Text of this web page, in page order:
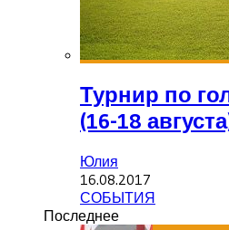
Турнир по
(16-18
Юлия
16.08.2017
СОБЫТИЯ
Последнее